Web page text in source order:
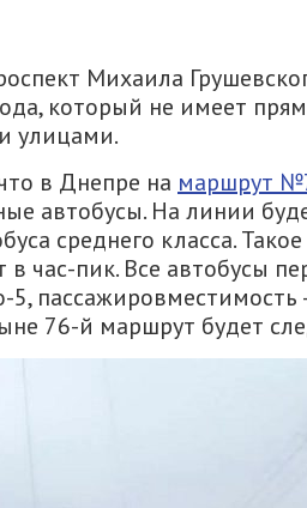
Михаила
который не имеет
улицами.
в Днепре на маршрут
автобусы. На линии
среднего класса.
час-пик. Все автобусы
5,
76-й маршрут будет